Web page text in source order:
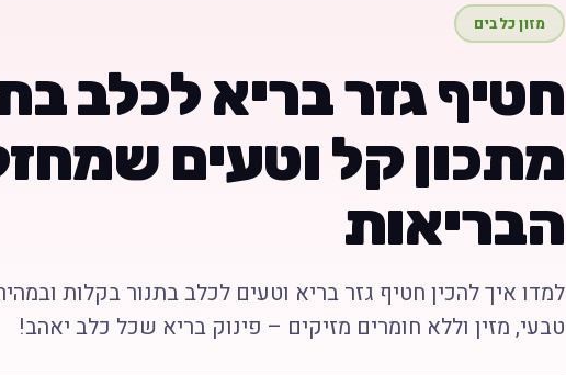
מזון כלבים
חטיף גזר בריא לכלב
מתכון קל וטעים
הבריאות
למדו איך להכין חטיף גזר בריא וטעים לכלב בתנור בקלות
טבעי, מזין וללא חומרים מזיקים – פינוק בריא שכל כלב יאהב!